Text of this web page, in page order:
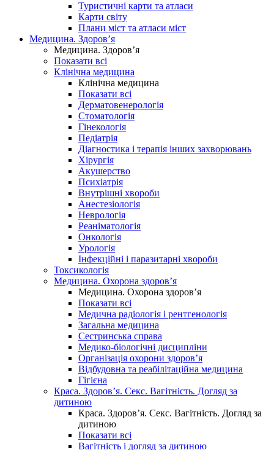
Туристичні карти та атласи
Карти світу
Плани міст та атласи міст
Медицина. Здоров’я
Медицина. Здоров’я
Показати всі
Клінічна медицина
Клінічна медицина
Показати всі
Дерматовенерологія
Стоматологія
Гінекологія
Педіатрія
Діагностика і терапія інших захворювань
Хірургія
Акушерство
Психіатрія
Внутрішні хвороби
Анестезіологія
Неврологія
Реаніматологія
Онкологія
Урологія
Інфекційні і паразитарні хвороби
Токсикологія
Медицина. Охорона здоров’я
Медицина. Охорона здоров’я
Показати всі
Медична радіологія і рентгенологія
Загальна медицина
Сестринська справа
Медико-біологічні дисципліни
Організація охорони здоров’я
Відбудовна та реабілітаційна медицина
Гігієна
Краса. Здоров’я. Секс. Вагітність. Догляд за
дитиною
Краса. Здоров’я. Секс. Вагітність. Догляд за
дитиною
Показати всі
Вагітність і догляд за дитиною